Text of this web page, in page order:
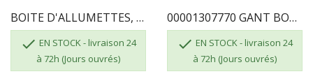
BOITE D'ALLUMETTES, 55 Pcs, Longueur 100 Mm
 EN STOCK - livraison 24
à 72h (Jours ouvrés)
00001307770 GANT BOUCLETTE 4700 TAILLE 10
 EN STOCK - livraison 24
à 72h (Jours ouvrés)